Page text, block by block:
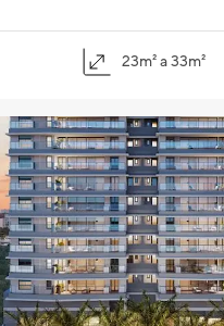
23m² a 33m²